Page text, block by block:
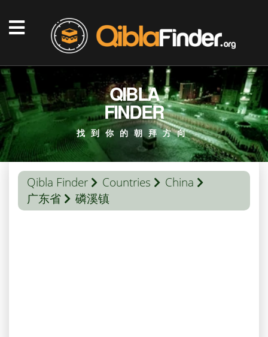
QIBLA
FINDER
找到你的朝拜方向
Qibla Finder Countries
China
广东省
磷溪镇